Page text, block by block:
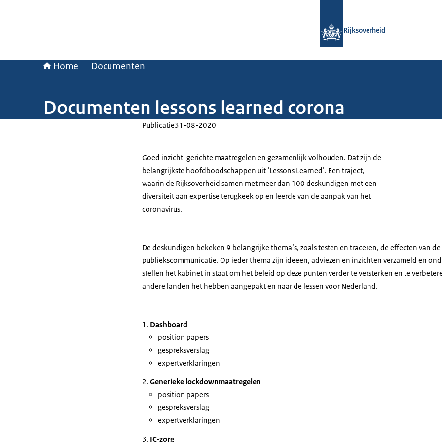
Rijksoverheid
Home Documenten
Documenten lessons learned corona
Publicatie31-08-2020
Goed inzicht, gerichte maatregelen en gezamenlijk volhouden. Dat zijn de
belangrijkste hoofdboodschappen uit ‘Lessons Learned’. Een traject,
waarin de Rijksoverheid samen met meer dan 100 deskundigen met een
diversiteit aan expertise terugkeek op en leerde van de aanpak van het
coronavirus.
De deskundigen bekeken 9 belangrijke thema’s, zoals testen en traceren, de effecten van de
publiekscommunicatie. Op ieder thema zijn ideeën, adviezen en inzichten verzameld en
stellen het kabinet in staat om het beleid op deze punten verder te versterken en te
andere landen het hebben aangepakt en naar de lessen voor Nederland.
Dashboard
position papers
gespreksverslag
expertverklaringen
Generieke lockdownmaatregelen
position papers
gespreksverslag
expertverklaringen
IC-zorg